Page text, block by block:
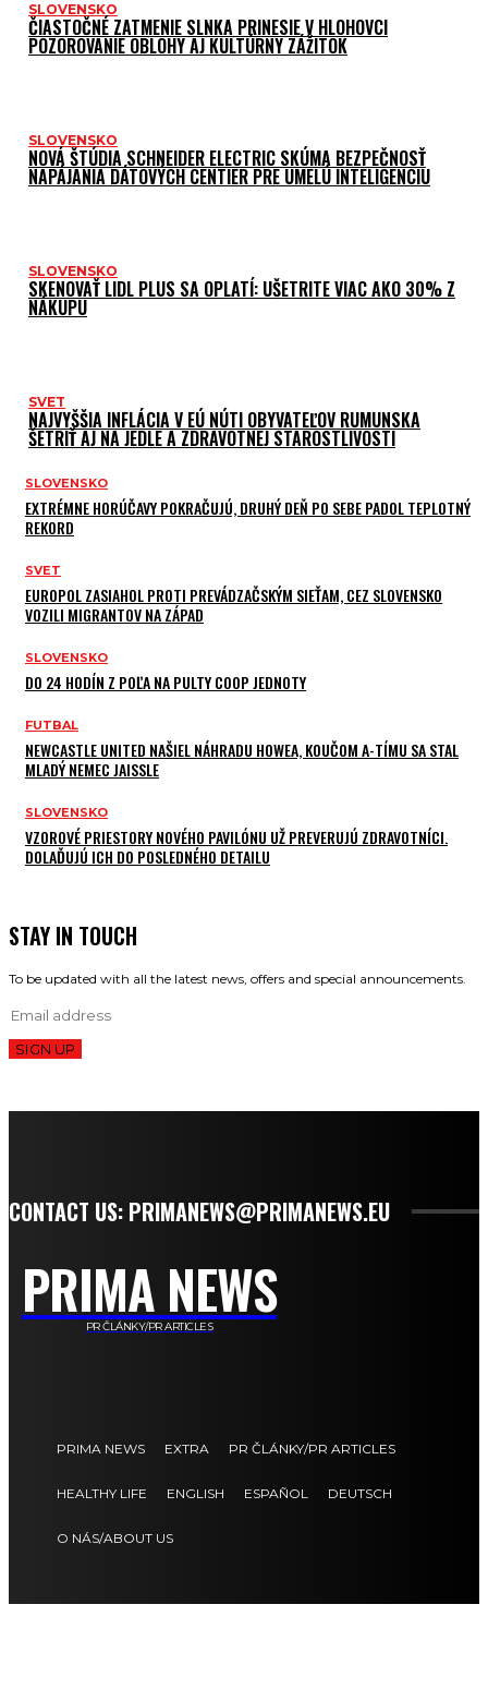
SLOVENSKO
ČIASTOČNÉ ZATMENIE SLNKA PRINESIE V HLOHOVCI
POZOROVANIE OBLOHY AJ KULTÚRNY ZÁŽITOK
SLOVENSKO
NOVÁ ŠTÚDIA SCHNEIDER ELECTRIC SKÚMA BEZPEČNOSŤ
NAPÁJANIA DÁTOVÝCH CENTIER PRE UMELÚ INTELIGENCIU
SLOVENSKO
SKENOVAŤ LIDL PLUS SA OPLATÍ: UŠETRITE VIAC AKO 30% Z
NÁKUPU
SVET
NAJVYŠŠIA INFLÁCIA V EÚ NÚTI OBYVATEĽOV RUMUNSKA
ŠETRIŤ AJ NA JEDLE A ZDRAVOTNEJ STAROSTLIVOSTI
SLOVENSKO
EXTRÉMNE HORÚČAVY POKRAČUJÚ, DRUHÝ DEŇ PO SEBE PADOL TEPLOTNÝ
REKORD
SVET
EUROPOL ZASIAHOL PROTI PREVÁDZAČSKÝM SIEŤAM, CEZ SLOVENSKO
VOZILI MIGRANTOV NA ZÁPAD
SLOVENSKO
DO 24 HODÍN Z POĽA NA PULTY COOP JEDNOTY
FUTBAL
NEWCASTLE UNITED NAŠIEL NÁHRADU HOWEA, KOUČOM A-TÍMU SA STAL
MLADÝ NEMEC JAISSLE
SLOVENSKO
VZOROVÉ PRIESTORY NOVÉHO PAVILÓNU UŽ PREVERUJÚ ZDRAVOTNÍCI.
DOLAĎUJÚ ICH DO POSLEDNÉHO DETAILU
STAY IN TOUCH
To be updated with all the latest news, offers and special announcements.
SIGN UP
CONTACT US: PRIMANEWS@PRIMANEWS.EU
PRIMA NEWS
PR ČLÁNKY/PR ARTICLES
PRIMA NEWS EXTRA PR ČLÁNKY/PR ARTICLES
HEALTHY LIFE ENGLISH ESPAÑOL DEUTSCH
O NÁS/ABOUT US